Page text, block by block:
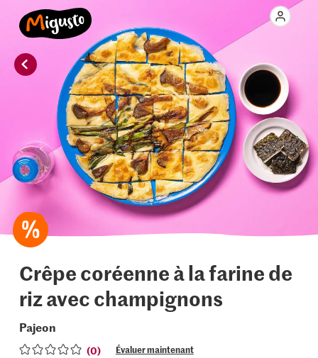
Crêpe coréenne à la farine de
riz avec champignons
Pajeon
(0) Évaluer maintenant